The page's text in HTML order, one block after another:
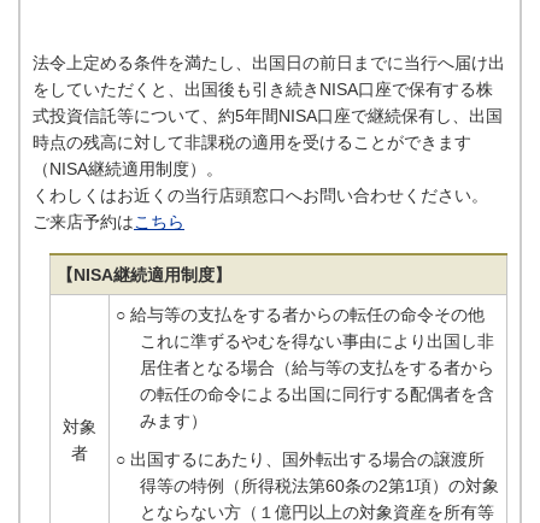
法令上定める条件を満たし、出国日の前日までに当行へ届け出
をしていただくと、出国後も引き続きNISA口座で保有する株
式投資信託等について、約5年間NISA口座で継続保有し、出国
時点の残高に対して非課税の適用を受けることができます
（NISA継続適用制度）。
くわしくはお近くの当行店頭窓口へお問い合わせください。
ご来店予約はこちら
【NISA継続適用制度】
対象
者
○ 給与等の支払をする者からの転任の命令その他
これに準ずるやむを得ない事由により出国し非
居住者となる場合（給与等の支払をする者から
の転任の命令による出国に同行する配偶者を含
みます）
○ 出国するにあたり、国外転出する場合の譲渡所
得等の特例（所得税法第60条の2第1項）の対象
とならない方（１億円以上の対象資産を所有等